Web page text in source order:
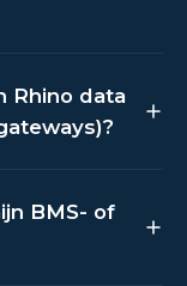
Rhino data
zijn
BMS- of